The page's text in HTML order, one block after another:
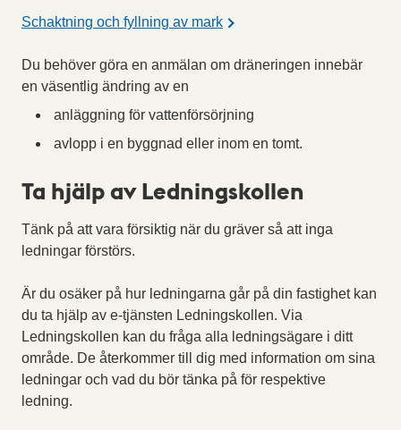
Schaktning och fyllning av mark
Du behöver göra en anmälan om dräneringen innebär
en väsentlig ändring av en
anläggning för vattenförsörjning
avlopp i en byggnad eller inom en tomt.
Ta hjälp av Ledningskollen
Tänk på att vara försiktig när du gräver så att inga
ledningar förstörs.
Är du osäker på hur ledningarna går på din fastighet kan
du ta hjälp av e-tjänsten Ledningskollen. Via
Ledningskollen kan du fråga alla ledningsägare i ditt
område. De återkommer till dig med information om sina
ledningar och vad du bör tänka på för respektive
ledning.